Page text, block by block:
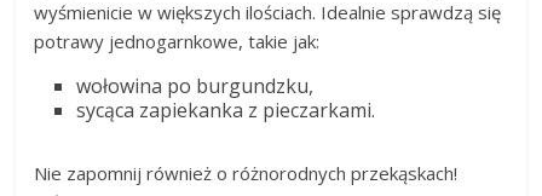
wyśmienicie w większych ilościach. Idealnie sprawdzą się
potrawy jednogarnkowe, takie jak:
wołowina po burgundzku,
sycąca zapiekanka z pieczarkami.
Nie zapomnij również o różnorodnych przekąskach!